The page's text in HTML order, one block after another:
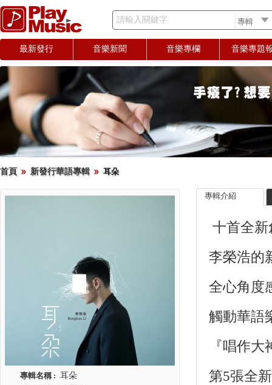
請輸入關鍵字
最新發行 音樂新聞 音樂專欄 音樂專題
首頁 新發行華語專輯 耳朵
專輯名稱 : 耳朵
專輯介紹
十首全
李榮浩的
全心角度
觸動華語
『唱作
第5張全